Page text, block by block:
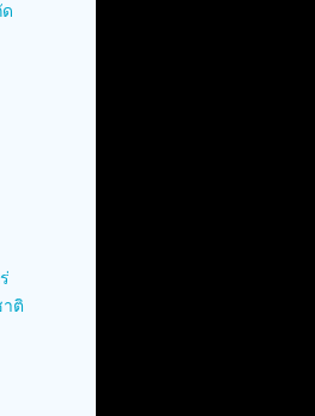
ติ